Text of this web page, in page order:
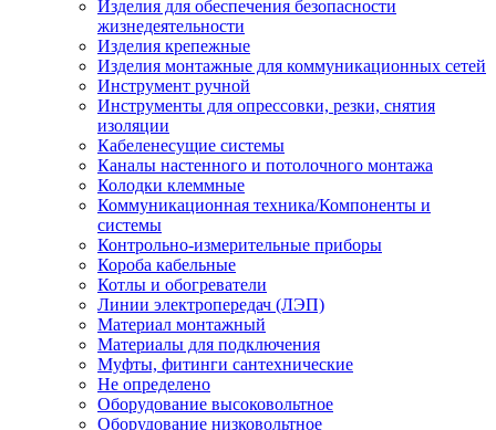
Изделия для обеспечения безопасности
жизнедеятельности
Изделия крепежные
Изделия монтажные для коммуникационных сетей
Инструмент ручной
Инструменты для опрессовки, резки, снятия
изоляции
Кабеленесущие системы
Каналы настенного и потолочного монтажа
Колодки клеммные
Коммуникационная техника/Компоненты и
системы
Контрольно-измерительные приборы
Короба кабельные
Котлы и обогреватели
Линии электропередач (ЛЭП)
Материал монтажный
Материалы для подключения
Муфты, фитинги сантехнические
Не определено
Оборудование высоковольтное
Оборудование низковольтное